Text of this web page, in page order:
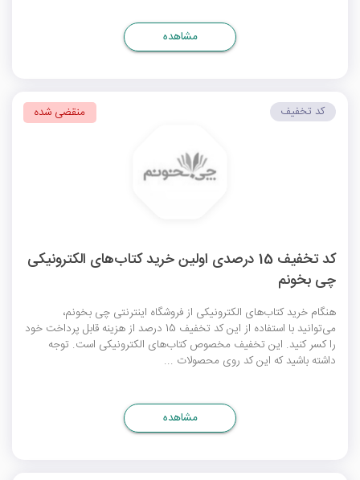
مشاهده
کد تخفیف 15 درصدی اولین خرید کتاب‌های الکترونیکی
چی بخونم
هنگام خرید کتاب‌های الکترونیکی از فروشگاه اینترنتی چی بخونم،
می‌توانید با استفاده از این کد تخفیف 15 درصد از هزینه قابل پرداخت خود
را کسر کنید. این تخفیف مخصوص کتاب‌های الکترونیکی است. توجه
داشته باشید که این کد روی محصولات ...
کد تخفیف منقضی شده
مشاهده